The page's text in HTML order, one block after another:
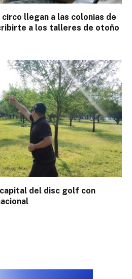
llegan a las colonias de
a los talleres de otoño
del disc golf con